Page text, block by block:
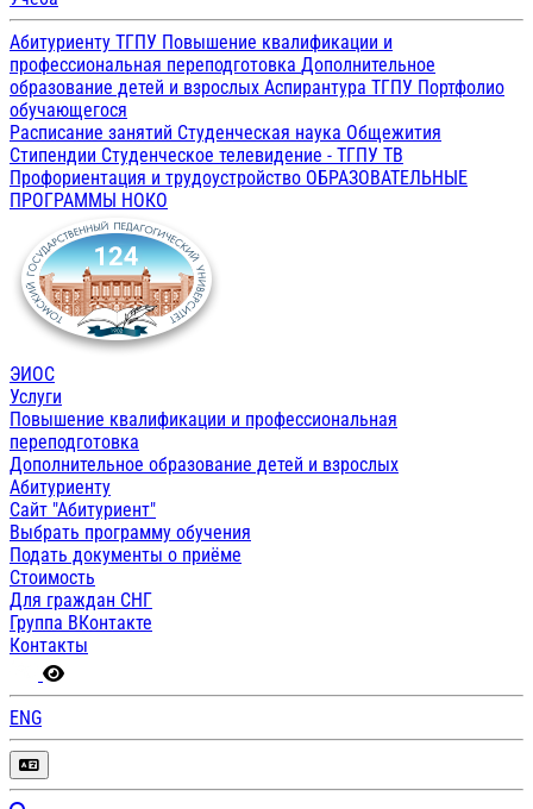
Абитуриенту ТГПУ Повышение квалификации и
профессиональная переподготовка Дополнительное
образование детей и взрослых Аспирантура ТГПУ Портфолио
обучающегося
Расписание занятий Студенческая наука Общежития
Стипендии Студенческое телевидение - ТГПУ ТВ
Профориентация и трудоустройство ОБРАЗОВАТЕЛЬНЫЕ
ПРОГРАММЫ НОКО
ЭИОС
Услуги
Повышение квалификации и профессиональная
переподготовка
Дополнительное образование детей и взрослых
Абитуриенту
Сайт "Абитуриент"
Выбрать программу обучения
Подать документы о приёме
Стоимость
Для граждан СНГ
Группа ВКонтакте
Контакты
ENG